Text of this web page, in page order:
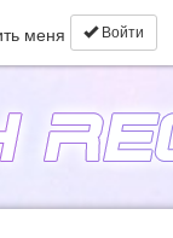
меня Войти